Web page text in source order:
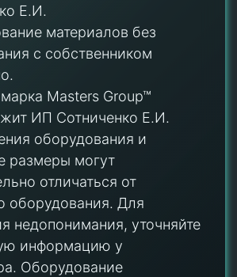
Е.И.
материалов без
с собственником
Masters Group™
ИП Сотниченко Е.И.
оборудования и
размеры могут
отличаться от
оборудования. Для
недопонимания, уточняйте
информацию у
Оборудование